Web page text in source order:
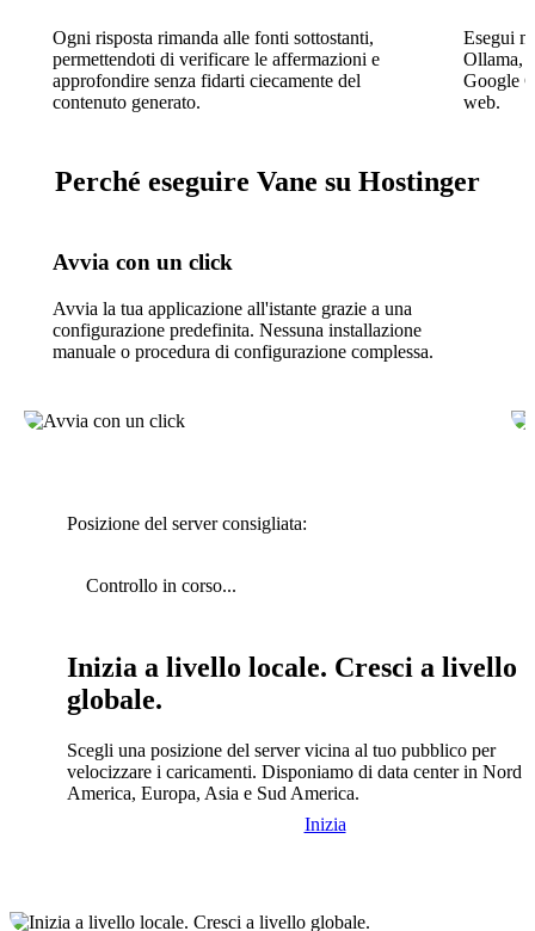
Ogni risposta rimanda alle fonti sottostanti,
permettendoti di verificare le affermazioni e
approfondire senza fidarti ciecamente del
contenuto generato.
Esegui
Ollama,
Google
web.
Perché eseguire Vane su Hostinger
Avvia con un click
Avvia la tua applicazione all'istante grazie a una
configurazione predefinita. Nessuna installazione
manuale o procedura di configurazione complessa.
Posizione del server consigliata:
Controllo in corso...
Inizia a livello locale. Cresci a livello
globale.
Scegli una posizione del server vicina al tuo pubblico per
velocizzare i caricamenti. Disponiamo di data center in Nord
America, Europa, Asia e Sud America.
Inizia